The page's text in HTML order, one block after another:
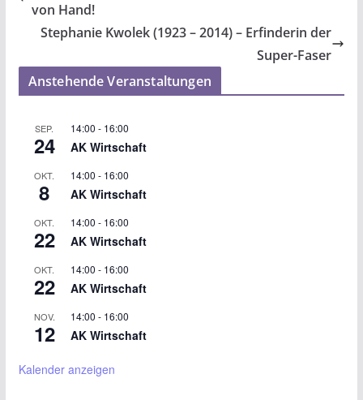
von Hand!
Stephanie Kwolek (1923 – 2014) – Erfinderin der
Super-Faser
Anstehende Veranstaltungen
SEP.
24
14:00 - 16:00
AK Wirtschaft
OKT.
8
14:00 - 16:00
AK Wirtschaft
OKT.
22
14:00 - 16:00
AK Wirtschaft
OKT.
22
14:00 - 16:00
AK Wirtschaft
NOV.
12
14:00 - 16:00
AK Wirtschaft
Kalender anzeigen